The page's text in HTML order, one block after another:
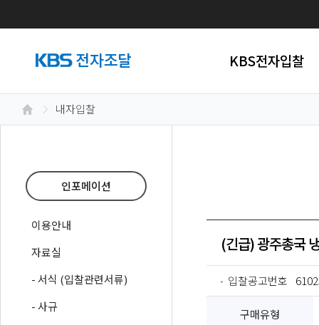
KBS전자입찰
내자입찰
인포메이션
이용안내
자료실
- 서식 (입찰관련서류)
- 사규
(긴급) 광주총국
입찰공고번호
구매유형